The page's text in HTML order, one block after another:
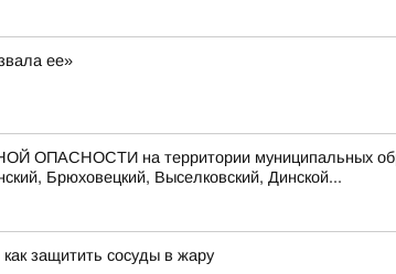
ее»
ОПАСНОСТИ на территории муниципальных
Брюховецкий, Выселковский, Динской...
защитить сосуды в жару